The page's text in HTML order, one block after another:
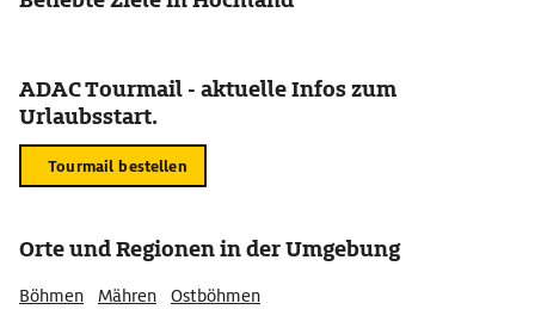
ADAC Tourmail - aktuelle Infos zum
Urlaubsstart.
Tourmail bestellen
Orte und Regionen in der Umgebung
Böhmen Mähren Ostböhmen